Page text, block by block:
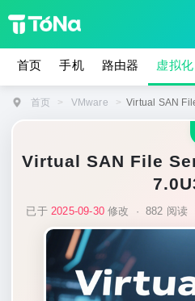
首页 手机 路由器 虚拟化
首页 > VMware > Virtual SAN
Virtual SAN File
已于 2025-09-30修改 · 882 阅读